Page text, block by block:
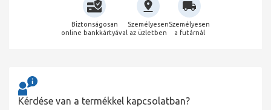
Biztonságosan
online bankkártyával
Személyesen
az üzletben
Személyesen
a futárnál
Kérdése van a termékkel kapcsolatban?